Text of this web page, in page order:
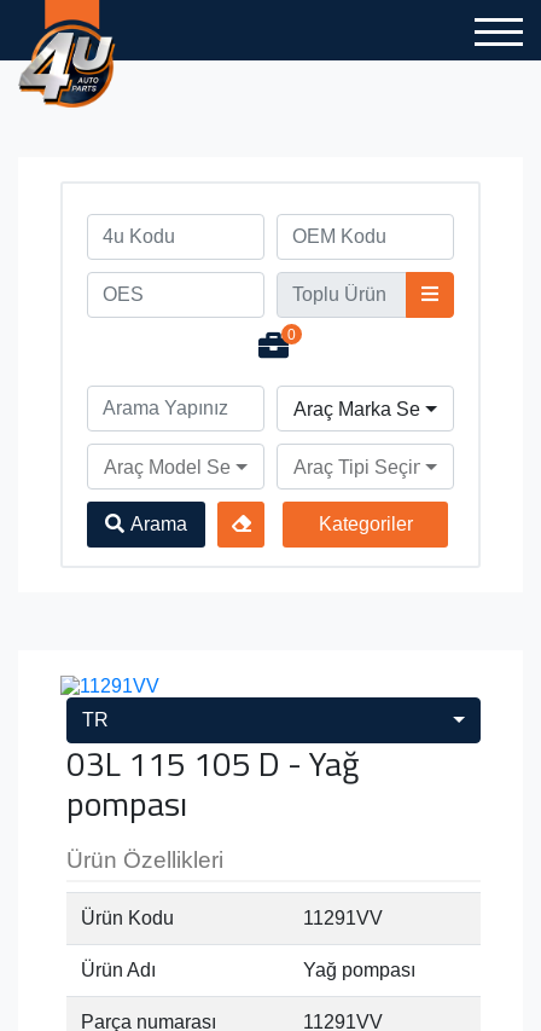
0
Araç Marka Seçiniz
Araç Model Seçiniz Araç Tipi Seçiniz
Arama Kategoriler
TR
03L 115 105 D - Yağ
pompası
Ürün Özellikleri
Ürün Kodu 11291VV
Ürün Adı Yağ pompası
Parça numarası 11291VV